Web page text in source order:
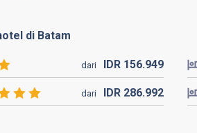
di Batam
dari IDR 156.949
dari IDR 286.992